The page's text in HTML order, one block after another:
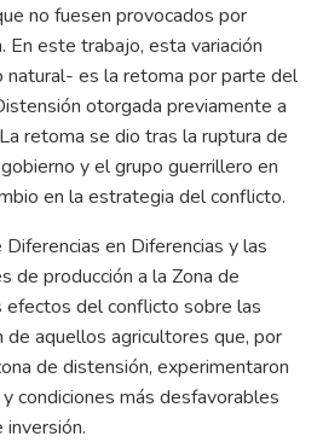
no fuesen provocados por
En este trabajo, esta variación
natural- es la retoma por parte del
otorgada previamente a
retoma se dio tras la ruptura de
y el grupo guerrillero en
en la estrategia del conflicto.
en Diferencias y las
de producción a la Zona de
del conflicto sobre las
de aquellos agricultores que, por
de distensión, experimentaron
condiciones más desfavorables
inversión.